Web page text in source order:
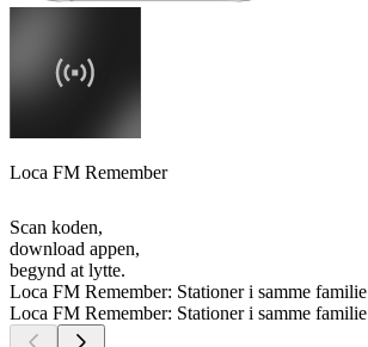
Loca FM Remember
Scan koden,
download appen,
begynd at lytte.
Loca FM Remember: Stationer i samme familie
Loca FM Remember: Stationer i samme familie